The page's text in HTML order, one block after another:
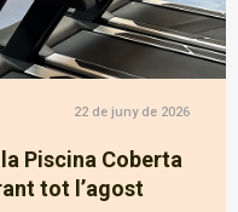
22 de juny de 2026
Piscina Coberta
tot l’agost